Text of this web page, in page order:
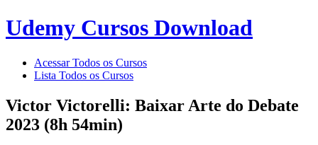
Udemy Cursos Download
Acessar Todos os Cursos
Lista Todos os Cursos
Victor Victorelli: Baixar Arte do Debate
2023 (8h 54min)